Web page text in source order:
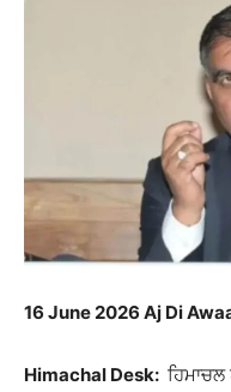
16 June 2026 Aj Di
Himachal Desk: